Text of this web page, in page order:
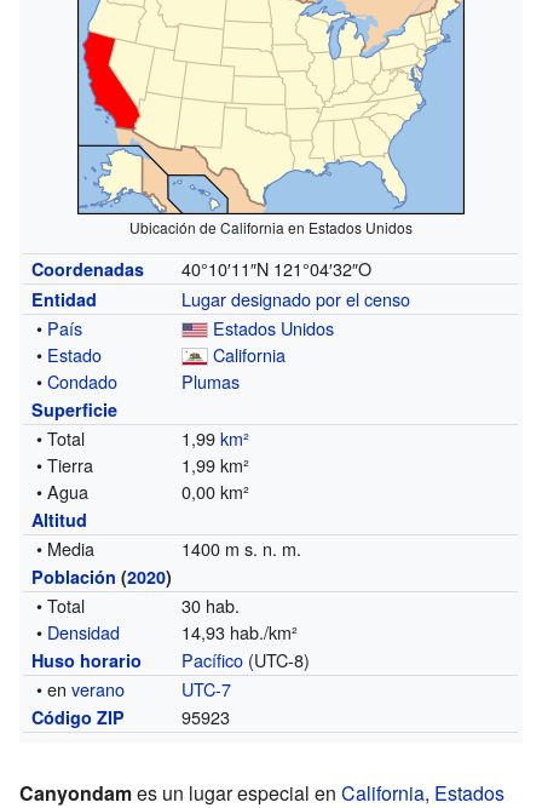
Ubicación de California en Estados Unidos
Coordenadas 40°10′11″N 121°04′32″O
Entidad
Lugar designado por el censo
• País
Estados Unidos
• Estado
California
•Condado Plumas
Superficie
• Total 1,99km²
• Tierra
1,99 km²
• Agua
0,00 km²
Altitud
• Media 1400 m s. n. m.
Población (2020)
• Total
30 hab.
• Densidad 14,93 hab./km²
Huso horario Pacífico (UTC-8)
• enverano UTC-7
Código ZIP 95923
Canyondames un lugar especial en California, Estados